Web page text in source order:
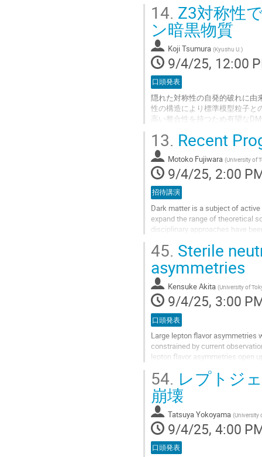
オを紹介する。特に、右巻き
オンイベントとして観測され
伴わず、他の観測装置では検
を拡張する可能性を...
Go
to
contribution
page
14. Z3対称性
ン暗黒物質
Koji Tsumura (Kyushu U.)
9/4/25, 12:00
口頭発表
隠れた対称性の自発的破れに由
性の構造により標準模型粒子と
高い整合性を持つため有望な
DMは半対消滅過程を特徴とす
Go
to
contribution
page
13. Recent
Motoko Fujiwara (University of
9/4/25, 2:00
招待講演
Dark matter is a subject of
expand the range of theoretical
disciplinary approaches have
Go
to
contribution
page
45. Sterile
asymmetries
Kensuke Akita (University of
9/4/25, 3:00
口頭発表
Large lepton flavor asymmetries
constrained by current
lepton flavor asymmetries open
Go
to
contribution
page
54. レプトジ
崩壊
Tatsuya Yokoyama (University
9/4/25, 4:00
口頭発表